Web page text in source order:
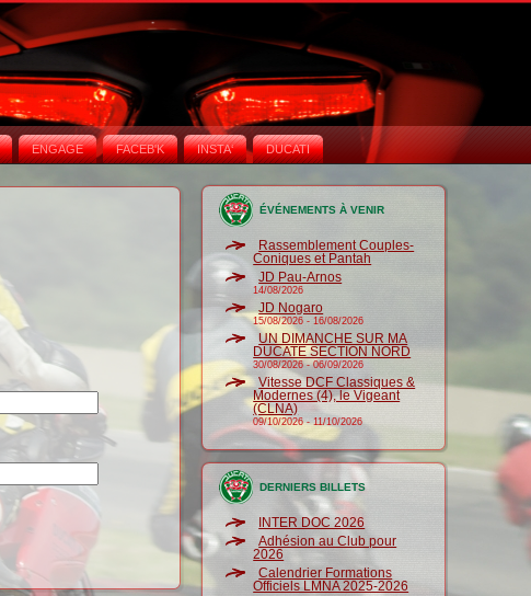
ENGAGE FACEB'K INSTA‘ DUCATI
ÉVÉNEMENTS À VENIR
Rassemblement Couples-
Coniques et Pantah
JD Pau-Arnos
14/08/2026
JD Nogaro
15/08/2026 -16/08/2026
UN DIMANCHE SUR MA
DUCATE SECTION NORD
30/08/2026-06/09/2026
Vitesse DCF Classiques &
Modernes (4), le Vigeant
(CLNA)
09/10/2026-11/10/2026
DERNIERS BILLETS
INTER DOC 2026
Adhésion au Club pour
2026
Calendrier Formations
Officiels LMNA 2025-2026